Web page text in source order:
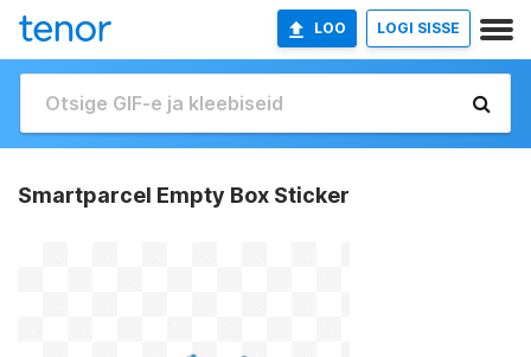
LOO LOGI SISSE
Smartparcel Empty Box Sticker